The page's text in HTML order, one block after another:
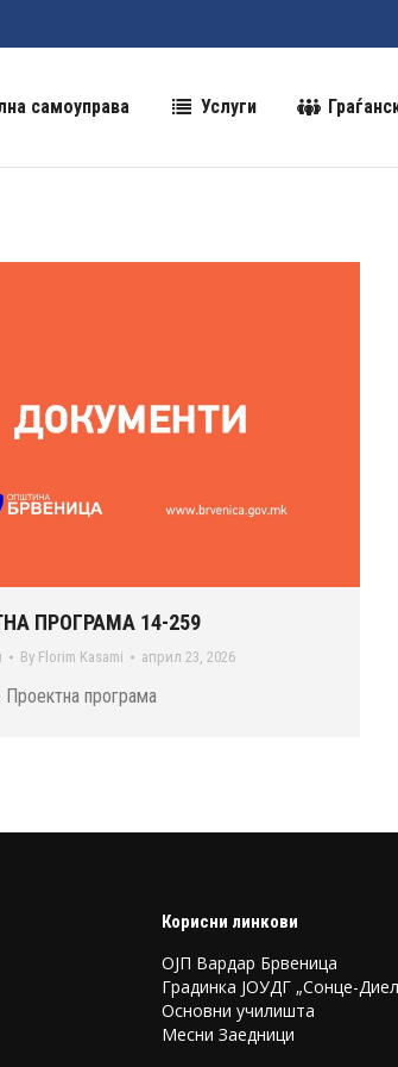
самоуправа Услуги
ПРОГРАМА 14-259
By Florim Kasami април 23, 2026
програма
Корисни линкови
ОЈП Вардар Брвеница
Градинка ЈОУДГ „Сонце-
Основни училишта
Месни Заедници